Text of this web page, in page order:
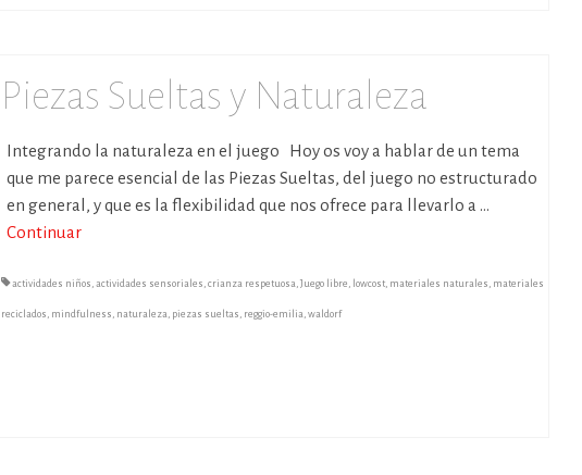
Piezas Sueltas y Naturaleza
Integrando la naturaleza en el juego Hoy os voy a hablar de un tema
que me parece esencial de las Piezas Sueltas, del juego no estructurado
en general, y que es la flexibilidad que nos ofrece para llevarlo a …
Continuar
actividades niños ,actividades sensoriales ,crianza respetuosa,Juego libre , lowcost, materiales naturales , materiales
reciclados , mindfulness , naturaleza, piezas sueltas , reggio-emilia,waldorf